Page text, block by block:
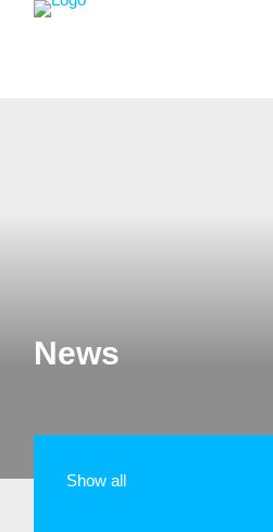
News
Show all